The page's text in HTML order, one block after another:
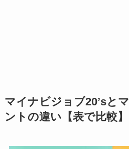
マイナビジョブ20’sと
ントの違い【表で比較】